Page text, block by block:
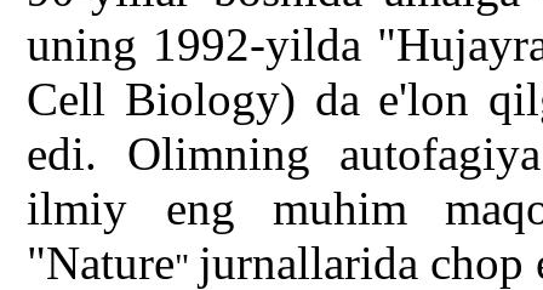
uning 1992-yilda
Cell Biology) da e'lon
edi. Olimning
ilmiy eng muhim
"Nature" jurnallarida chop